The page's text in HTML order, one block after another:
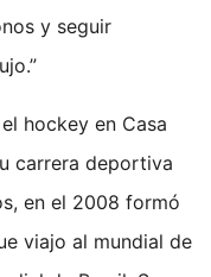
y seguir
hockey en Casa
carrera deportiva
en el 2008 formó
viajo al mundial de